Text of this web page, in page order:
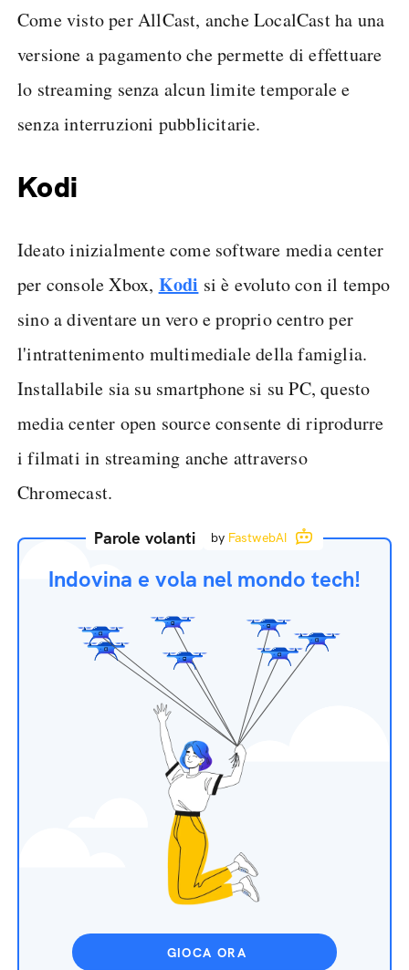
Come visto per AllCast, anche LocalCast ha una
versione a pagamento che permette di effettuare
lo streaming senza alcun limite temporale e
senza interruzioni pubblicitarie.
Kodi
Ideato inizialmente come software media center
per console Xbox, Kodi si è evoluto con il tempo
sino a diventare un vero e proprio centro per
l'intrattenimento multimediale della famiglia.
Installabile sia su smartphone si su PC, questo
media center open source consente di riprodurre
i filmati in streaming anche attraverso
Chromecast.
Parole volanti by FastwebAI
Indovina e vola nel mondo tech!
GIOCA ORA